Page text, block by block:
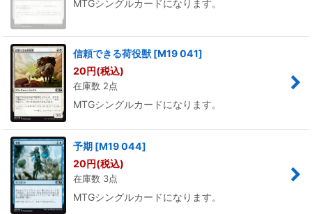
MTGシングルカードになります。
信頼できる荷役獣 [M19 041]
20円(税込)
在庫数 2点
MTGシングルカードになります。
予期 [M19 044]
20円(税込)
在庫数 3点
MTGシングルカードになります。